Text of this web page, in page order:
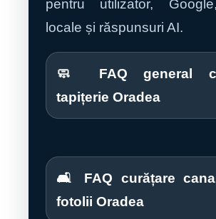
pentru utilizator,
locale și răspunsuri AI.
🧼 FAQ general
tapițerie Oradea
🛋️ FAQ curățare
fotolii Oradea